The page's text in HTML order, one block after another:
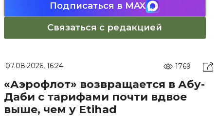
Подписаться в MAX
Связаться с редакцией
07.08.2026, 16:24 1769
«Аэрофлот» возвращается в Абу-
Даби с тарифами почти вдвое
выше, чем у Etihad